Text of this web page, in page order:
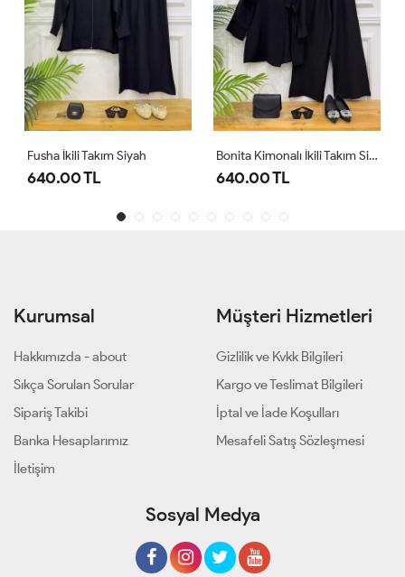
Bonita Kimonalı İkili Takım Siyah
640.00 TL
Comfor Ikili Takım Ekru
1,100.00 TL
Kurumsal
Hakkımızda - about
Sıkça Sorulan Sorular
Sipariş Takibi
Banka Hesaplarımız
İletişim
Müşteri Hizmetleri
Gizlilik ve Kvkk Bilgileri
Kargo ve Teslimat Bilgileri
İptal ve İade Koşulları
Mesafeli Satış Sözleşmesi
Sosyal Medya